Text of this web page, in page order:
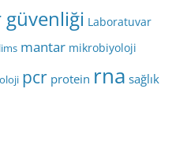
Laboratuvar
lims mantar mikrobiyoloji
pcr protein rna sağlık